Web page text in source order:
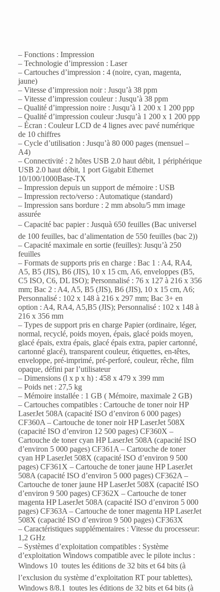
– Fonctions : Impression
– Technologie d’impression : Laser
– Cartouches d’impression : 4 (noire, cyan, magenta,
jaune)
– Vitesse d’impression noir : Jusqu’à 38 ppm
– Vitesse d’impression couleur : Jusqu’à 38 ppm
– Qualité d’impression noire : Jusqu’à 1 200 x 1 200 ppp
– Qualité d’impression couleur :Jusqu’à 1 200 x 1 200 ppp
– Écran : Couleur LCD de 4 lignes avec pavé numérique
de 10 chiffres
– Cycle d’utilisation : Jusqu’à 80 000 pages (mensuel –
A4)
– Connectivité : 2 hôtes USB 2.0 haut débit, 1 périphérique
USB 2.0 haut débit, 1 port Gigabit Ethernet
10/100/1000Base-TX
– Impression depuis un support de mémoire : USB
– Impression recto/verso : Automatique (standard)
– Impression sans bordure : 2 mm absolu/5 mm image
assurée
– Capacité bac papier : Jusquà 650 feuilles (Bac universel
de 100 feuilles, bac d’alimentation de 550 feuilles (bac 2))
– Capacité maximale en sortie (feuilles): Jusqu’à 250
feuilles
– Formats de supports pris en charge : Bac 1 : A4, RA4,
A5, B5 (JIS), B6 (JIS), 10 x 15 cm, A6, enveloppes (B5,
C5 ISO, C6, DL ISO); Personnalisé : 76 x 127 à 216 x 356
mm; Bac 2 : A4, A5, B5 (JIS), B6 (JIS), 10 x 15 cm, A6;
Personnalisé : 102 x 148 à 216 x 297 mm; Bac 3+ en
option : A4, RA4, A5,B5 (JIS); Personnalisé : 102 x 148 à
216 x 356 mm
– Types de support pris en charge Papier (ordinaire, léger,
normal, recyclé, poids moyen, épais, glacé poids moyen,
glacé épais, extra épais, glacé épais extra, papier cartonné,
cartonné glacé), transparent couleur, étiquettes, en-têtes,
enveloppe, pré-imprimé, pré-perforé, couleur, rêche, film
opaque, défini par l’utilisateur
– Dimensions (l x p x h) : 458 x 479 x 399 mm
– Poids net : 27,5 kg
– Mémoire installée : 1 GB ( Mémoire, maximale 2 GB)
– Cartouches compatibles : Cartouche de toner noir HP
LaserJet 508A (capacité ISO d’environ 6 000 pages)
CF360A – Cartouche de toner noir HP LaserJet 508X
(capacité ISO d’environ 12 500 pages) CF360X –
Cartouche de toner cyan HP LaserJet 508A (capacité ISO
d’environ 5 000 pages) CF361A – Cartouche de toner
cyan HP LaserJet 508X (capacité ISO d’environ 9 500
pages) CF361X – Cartouche de toner jaune HP LaserJet
508A (capacité ISO d’environ 5 000 pages) CF362A –
Cartouche de toner jaune HP LaserJet 508X (capacité ISO
d’environ 9 500 pages) CF362X – Cartouche de toner
magenta HP LaserJet 508A (capacité ISO d’environ 5 000
pages) CF363A – Cartouche de toner magenta HP LaserJet
508X (capacité ISO d’environ 9 500 pages) CF363X
– Caractéristiques supplémentaires : Vitesse du processeur:
1,2 GHz
– Systèmes d’exploitation compatibles : Système
d’exploitation Windows compatible avec le pilote inclus :
Windows 10  toutes les éditions de 32 bits et 64 bits (à
l’exclusion du système d’exploitation RT pour tablettes),
Windows 8/8.1  toutes les éditions de 32 bits et 64 bits (à